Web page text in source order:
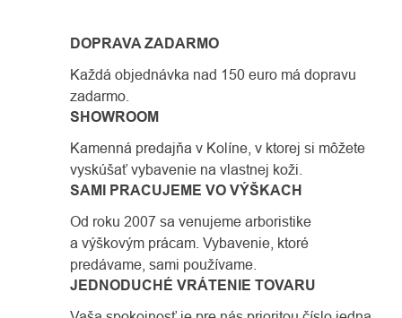
VÝPISU
DOPRAVA ZADARMO
Každá objednávka nad 150 euro má dopravu
zadarmo.
SHOWROOM
Kamenná predajňa v Kolíne, v ktorej si môžete
vyskúšať vybavenie na vlastnej koži.
SAMI PRACUJEME VO VÝŠKACH
Od roku 2007 sa venujeme arboristike
a výškovým prácam. Vybavenie, ktoré
predávame, sami používame.
JEDNODUCHÉ VRÁTENIE TOVARU